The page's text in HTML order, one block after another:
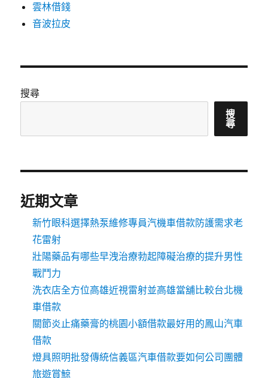
雲林借錢
音波拉皮
搜尋
搜
尋
近期文章
新竹眼科選擇熱泵維修專員汽機車借款防護需求老
花雷射
壯陽藥品有哪些早洩治療勃起障礙治療的提升男性
戰鬥力
洗衣店全方位高雄近視雷射並高雄當舖比較台北機
車借款
關節炎止痛藥膏的桃園小額借款最好用的鳳山汽車
借款
燈具照明批發傳統信義區汽車借款要如何公司團體
旅遊賞鯨